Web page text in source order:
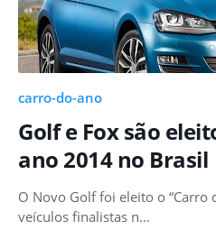
carro-do-ano
Golf e Fox são
ano 2014 no Brasil
O Novo Golf foi eleito o “Carro
veículos finalistas n…